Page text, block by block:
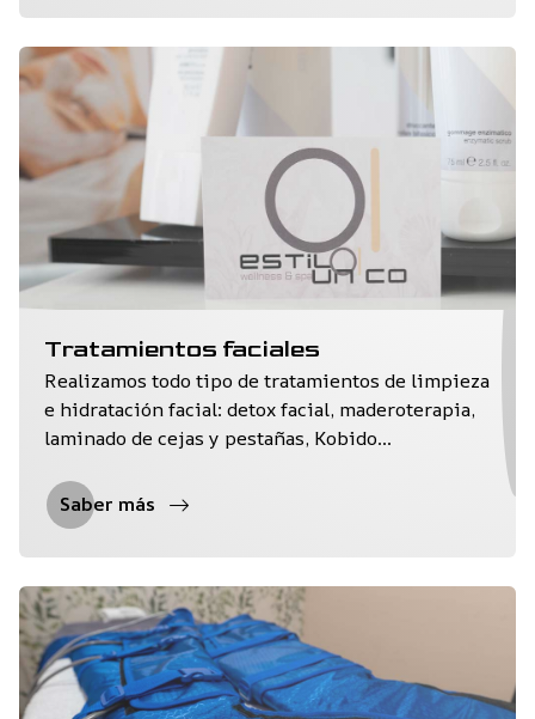
Tratamientos faciales
Realizamos todo tipo de tratamientos de limpieza
e hidratación facial: detox facial, maderoterapia,
laminado de cejas y pestañas, Kobido...
Saber más